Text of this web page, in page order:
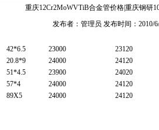
重庆12Cr2MoWVTiB合金管价格|重庆钢研
发布者：管理员 发布时间：2010/
42*6.5 23000
23120
20.8*9 24000
24120
51*4.5 23900
24020
57*4 24000
24120
89X5 24000 24120